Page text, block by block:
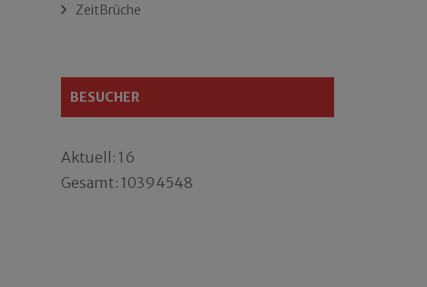
ZeitBrüche
BESUCHER
Aktuell: 16
Gesamt: 10394548